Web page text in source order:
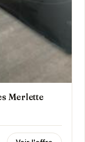
Merlette